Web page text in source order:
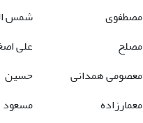
مصطفوی
شمس
مصلح
علی
معصومی همدانی
حسین
معمارزاده
مسعود